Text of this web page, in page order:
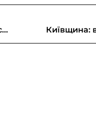
Київщина: